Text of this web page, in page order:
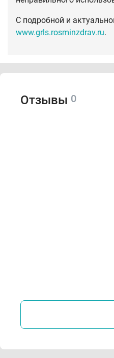
С подробной и
www.grls.rosminzdrav.ru.
Отзывы 0